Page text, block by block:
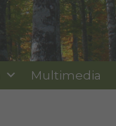
Multimedia